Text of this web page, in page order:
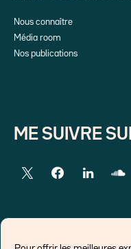
Nous connaître
Média room
Nos publications
ME SUIVRE